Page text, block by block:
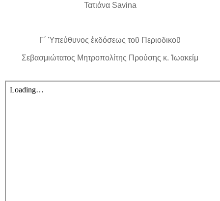
Τατιάνα Savina
Γ΄ Ὑπεύθυνος ἐκδόσεως τοῦ Περιοδικοῦ
Σεβασμιώτατος Μητροπολίτης Προύσης κ. Ἰωακείμ